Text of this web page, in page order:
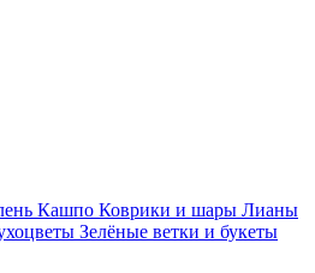
Кашпо Коврики и шары Лианы
Зелёные ветки и букеты